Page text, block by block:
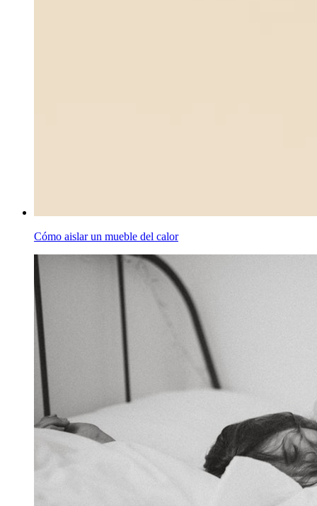
Cómo aislar un mueble del calor